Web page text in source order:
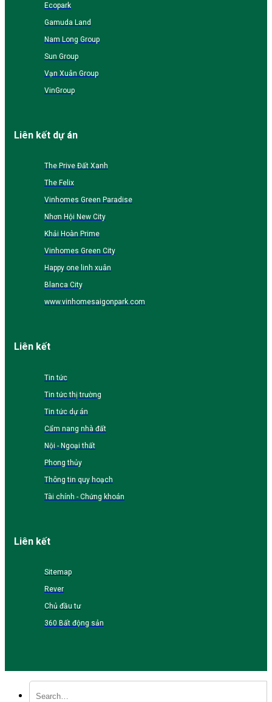
Ecopark
Gamuda Land
Nam Long Group
Sun Group
Vạn Xuân Group
VinGroup
Liên kết dự án
The Prive Đất Xanh
The Felix
Vinhomes Green Paradise
Nhơn Hội New City
Khải Hoàn Prime
Vinhomes Green City
Happy one linh xuân
Blanca City
www.vinhomesaigonpark.com
Liên kết
Tin tức
Tin tức thị trường
Tin tức dự án
Cẩm nang nhà đất
Nội - Ngoại thất
Phong thủy
Thông tin quy hoạch
Tài chính - Chứng khoán
Liên kết
Sitemap
Rever
Chủ đầu tư
360 Bất động sản